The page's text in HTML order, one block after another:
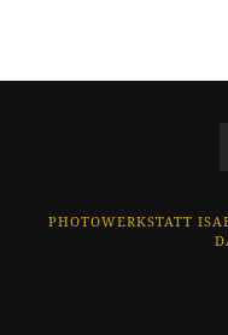
PHOTOWERKSTATT